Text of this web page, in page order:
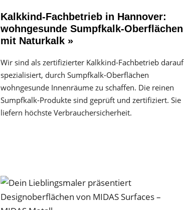
Kalkkind-Fachbetrieb in Hannover:
wohngesunde Sumpfkalk-Oberflächen
mit Naturkalk »
Wir sind als zertifizierter Kalkkind-Fachbetrieb darauf
spezialisiert, durch Sumpfkalk-Oberflächen
wohngesunde Innenräume zu schaffen. Die reinen
Sumpfkalk-Produkte sind geprüft und zertifiziert. Sie
liefern höchste Verbrauchersicherheit.